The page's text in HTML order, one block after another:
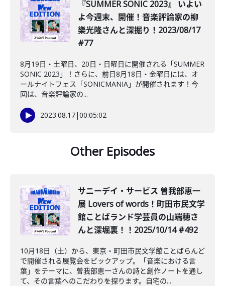
『SUMMER SONIC 2023』 いよい
よ今週末、開催！音楽評論家の柳
樂光隆さんと深掘り！2023/08/17
#77
8月19日・土曜日、20日・日曜日に開催される「SUMMER
SONIC 2023」！さらに、前日8月18日・金曜日には、オ
ールナイトフェス「SONICMANIA」が開催されます！今
回は、音楽評論家の...
2023.08.17|00:05:02
Other Episodes
️サニーデイ・サービス 曽我部恵一
展 Lovers of words！町田市民文学
館ことばランド学芸員の山端穂さ
んと深堀裏！！2025/10/14 #492
10月18日（土）から、東京・町田市民文学館ことばらんど
で開催される展覧会をピックアップ。「音楽における言
葉」をテーマに、曽我部恵一さんの詩と創作ノートを通し
て、その言葉へのこだわりを探ります。自宅の...